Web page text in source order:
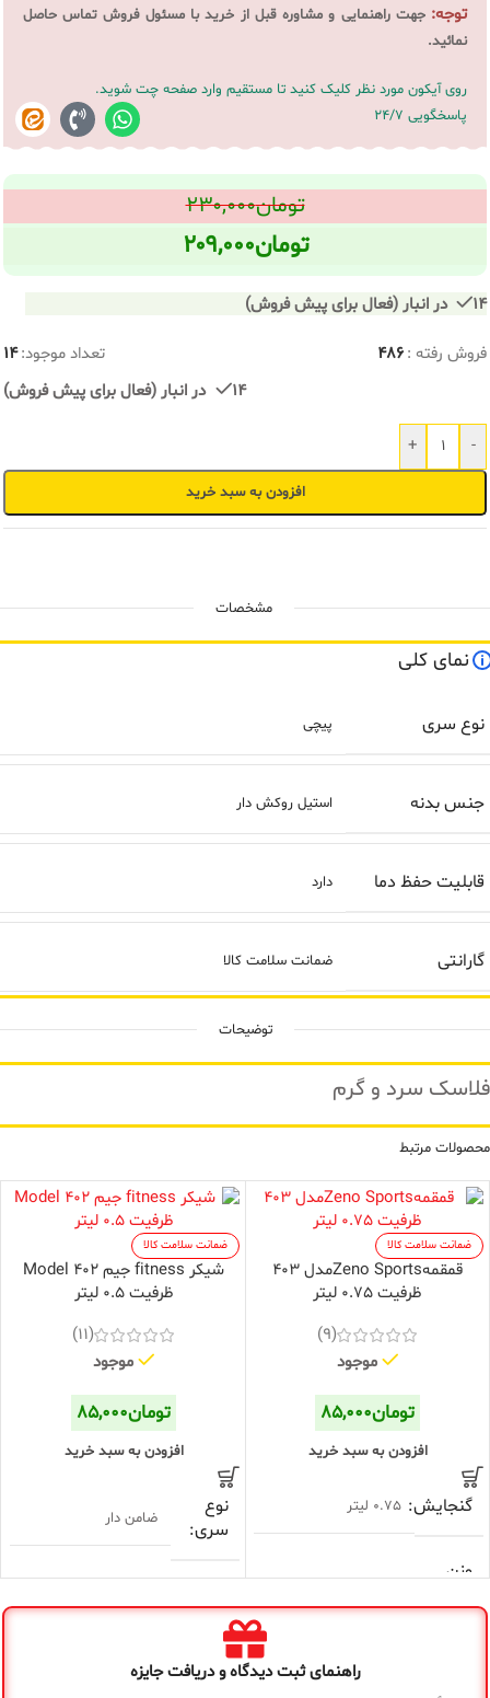
توجه:جهت راهنمایی و مشاوره قبل از خرید با مسئول فروش تماس حاصل
نمائید.
روی آیکون مورد نظر کلیک کنید تا مستقیم وارد صفحه چت شوید.
پاسخگویی 24/7
تومان۲۳۰,۰۰۰
تومان۲۰۹,۰۰۰
14 در انبار (فعال برای پیش فروش)
فروش رفته :486 تعداد موجود:14
14 در انبار (فعال برای پیش فروش)
-
+
افزودن به سبد خرید
توضیحات
فلاسک سرد و گرم
مشخصات
نمای کلی
نوع سری پیچی
جنس بدنه استیل روکش دار
قابلیت حفظ دما دارد
گارانتی ضمانت سلامت کالا
محصولات مرتبط
ضمانت سلامت کالا
قمقمهZeno Sportsمدل 403
ظرفیت 0.75 لیتر
(9)
موجود
تومان۸۵,۰۰۰
افزودن به سبد خرید
گنجایش 0.75 لیتر
وزن
۲۰۰گرم
پلاستیکی
ضمانت سلامت کالا
شیکر fitness جیم Model 402
ظرفیت 0.5 لیتر
(11)
موجود
تومان۸۵,۰۰۰
افزودن به سبد خرید
نوع
سری
ضامن دار
بدنه
پلاستیک
قابلیت
راهنمای ثبت دیدگاه و دریافت جایزه